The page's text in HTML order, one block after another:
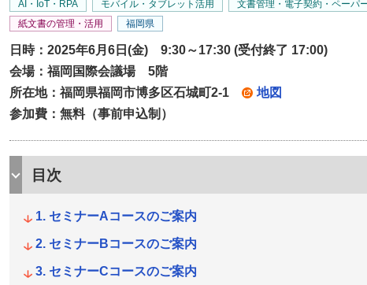
AI・IoT・RPA
モバイル・タブレット活用 文書管理・電子契約・ペーパ
紙文書の管理・活用
福岡県
日時：2025年6月6日(金) 9:30～17:30 (受付終了 17:00)
会場：福岡国際会議場 5階
所在地：福岡県福岡市博多区石城町2-1
地図
参加費：無料（事前申込制）
目次
セミナーAコースのご案内
セミナーBコースのご案内
セミナーCコースのご案内